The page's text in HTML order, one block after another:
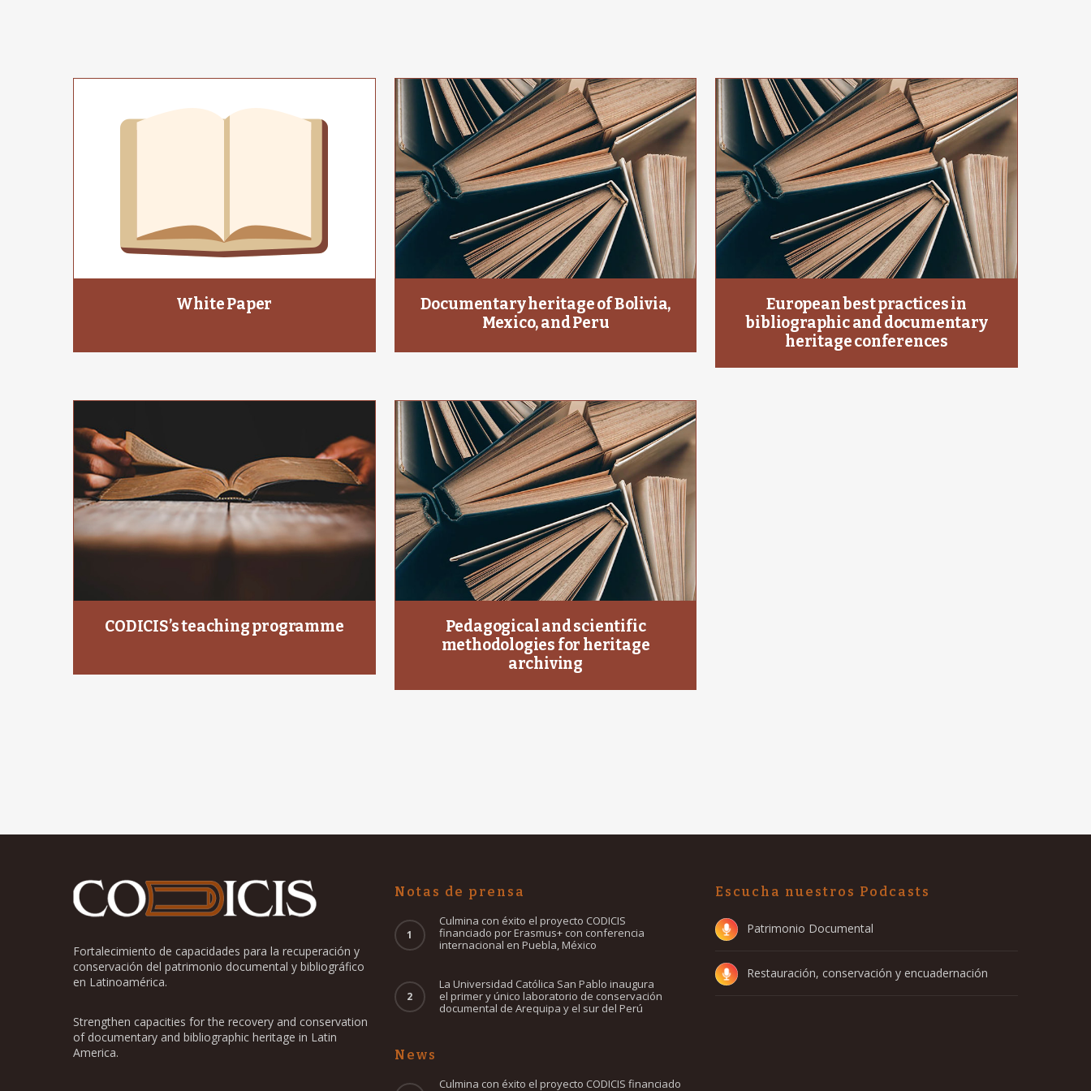
White Paper
Documentary heritage of Bolivia,
Mexico, and Peru
European best practices in
bibliographic and documentary
heritage conferences
CODICIS’s teaching programme
Pedagogical and scientific
methodologies for heritage
archiving
Fortalecimiento de capacidades para la recuperación y
conservación del patrimonio documental y bibliográfico
en Latinoamérica.
Strengthen capacities for the recovery and conservation
of documentary and bibliographic heritage in Latin
America.
Notas de prensa
Culmina con éxito el proyecto CODICIS
financiado por Erasmus+ con conferencia
internacional en Puebla, México
La Universidad Católica San Pablo inaugura
el primer y único laboratorio de conservación
documental de Arequipa y el sur del Perú
News
Culmina con éxito el proyecto CODICIS financiado
Escucha nuestros Podcasts
Patrimonio Documental
Restauración, conservación y encuadernación